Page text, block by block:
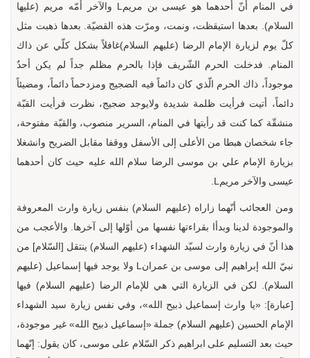
في المنام أنّ أحدهما هو عيسى بن مريمL والآخر أُمّه مريم (عليها
السلام). بعدها استيقظت، ونمت، ومرّت هذه القضيّة. بعدها ذهبت مثل
كلّ يوم لزيارة الإمام الرضا (عليهم السلام)غافلاً بشكل كلّي عن ذاك
المنام. فدخلت الحرم الشّريف فإذا بالحرم مظلم جداً لم يكن أحدٌ
موجوداً، ذاك الحرم الّذي كان دائماً فيه الضجيج ومزدحماً دائماً، ومضيئاً
دائماً، أتيت فرأيت ظلمة شديدة ولايوجد ضجيج، نظرت فرأيت القبّة
منشقّة كما كنت قد رأيتها في المنام، السرير منصوب، والقبّة مفتوحة،
جاء شخصان هبطا من الأعلى إلى الأسفل ووقفا مقابل الضريح وانشغلا
بزيارة الإمام علي بن موسى الرضا سلام الله عليه حيث كان أحدهما
عيسى والآخر مريمL.
ومن العجائب أنّهما زاراه (عليهم السلام) بنفس زيارة وارث المعروفة
والموجودة لدينا وبدأا بقراءتها نفسها من أوّلها إلى آخرها. والأعجب من
هذا أنّ في زيارة وارث لسيّد الشهداء (عليهم السلام) ينتقل [السّلام] من
نبيّ الله إبراهيم إلى موسى بن عمرانL ولا يوجد فيها إسماعيل (عليهم
السلام). لكن في الزيارة التي هي للإمام الرضا (عليهم السلام) فيها
[عبارة]: «يا وارث إسماعيل ذبيح الله»، وفي نفس زيارة سيد الشهداء
الإمام الحسين (عليهم السلام) جملة «إسماعيل ذبيح الله» غير موجودة،
حيث بعد التسليم على ابراهيم ذكر السّلام على موسى، كان يقول: إنّهما